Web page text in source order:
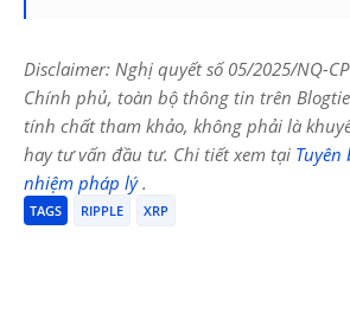
Disclaimer: Nghị quyết số 05/2025/NQ-
Chính phủ, toàn bộ thông tin trên
tính chất tham khảo, không phải là
hay tư vấn đầu tư. Chi tiết xem tại
nhiệm pháp lý.
TAGS RIPPLE XRP